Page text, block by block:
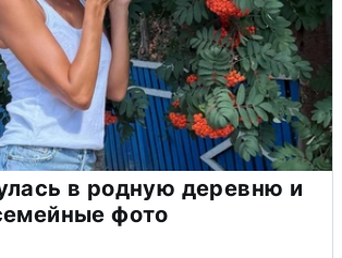
в родную деревню и
фото